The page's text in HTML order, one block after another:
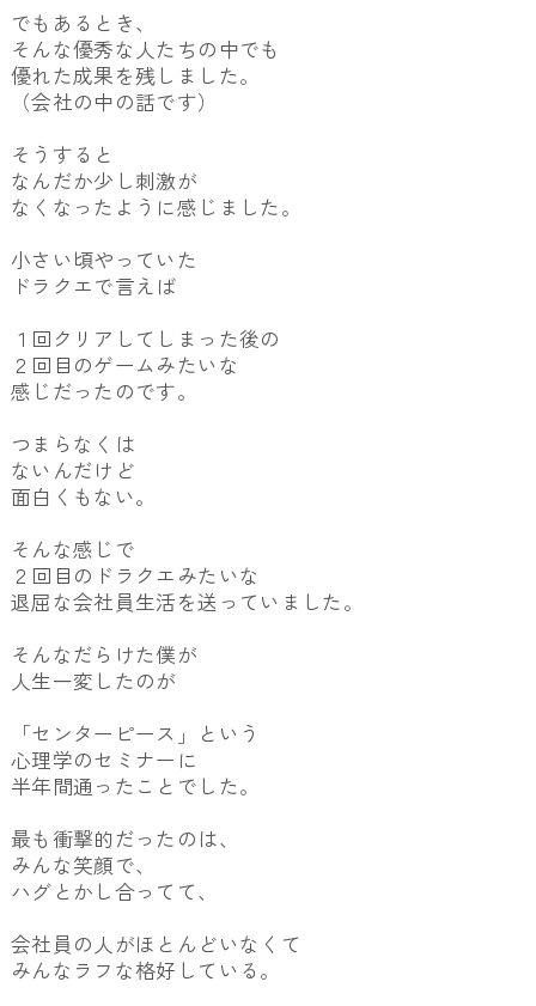
でもあるとき、
そんな優秀な人たちの中でも
優れた成果を残しました。
（会社の中の話です）
そうすると
なんだか少し刺激が
なくなったように感じました。
小さい頃やっていた
ドラクエで言えば
１回クリアしてしまった後の
２回目のゲームみたいな
感じだったのです。
つまらなくは
ないんだけど
面白くもない。
そんな感じで
２回目のドラクエみたいな
退屈な会社員生活を送っていました。
そんなだらけた僕が
人生一変したのが
「センターピース」という
心理学のセミナーに
半年間通ったことでした。
最も衝撃的だったのは、
みんな笑顔で、
ハグとかし合ってて、
会社員の人がほとんどいなくて
みんなラフな格好している。